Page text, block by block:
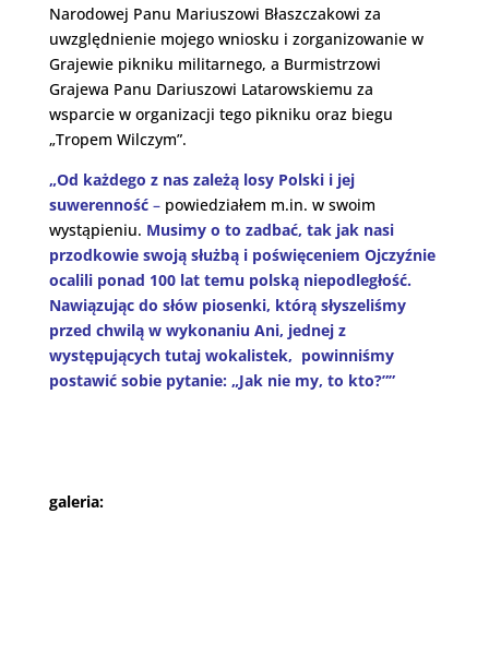
Narodowej Panu Mariuszowi Błaszczakowi za
uwzględnienie mojego wniosku i zorganizowanie w
Grajewie pikniku militarnego, a Burmistrzowi
Grajewa Panu Dariuszowi Latarowskiemu za
wsparcie w organizacji tego pikniku oraz biegu
„Tropem Wilczym”.
„Od każdego z nas zależą losy Polski i jej
suwerenność– powiedziałem m.in. w swoim
wystąpieniu. Musimy o to zadbać, tak jak nasi
przodkowie swoją służbą i poświęceniem Ojczyźnie
ocalili ponad 100 lat temu polską niepodległość.
Nawiązując do słów piosenki, którą słyszeliśmy
przed chwilą w wykonaniu Ani, jednej z
występujących tutaj wokalistek, powinniśmy
postawić sobie pytanie: „Jak nie my, to kto?””
galeria: